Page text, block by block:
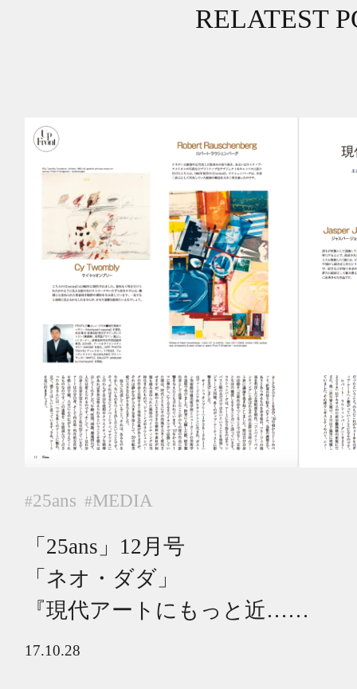
RELATEST
#25ans #MEDIA
「25ans」12月号
「ネオ・ダダ」
『現代アートにもっと近……
17.10.28